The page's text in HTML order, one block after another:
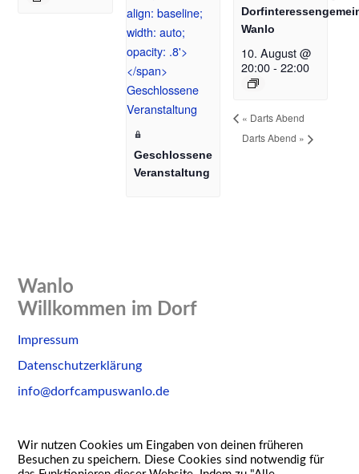
Geschlossene
Veranstaltung
Wanlo
10. August @
20:00-22:00
« Darts Abend
Darts Abend »
Wanlo
Willkommen im Dorf
Skip
to
Impressum
Datenschutzerklärung
info@dorfcampuswanlo.de
Wir nutzen Cookies um Eingaben von deinen früheren
Besuchen zu speichern. Diese Cookies sind notwendig für